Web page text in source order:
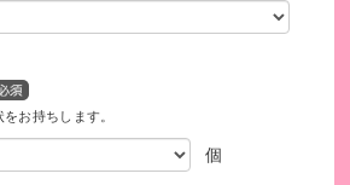
犬のように人に尽くす犬です。
一員”として、鳥猟犬に満ち足りた生活
・・。
援者様からの寄付と団体オリジナル商
お持ちします。
個